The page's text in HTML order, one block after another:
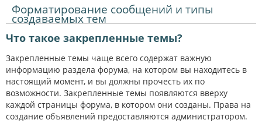
Форматирование сообщений и типы
создаваемых тем
Что такое закрепленные темы?
Закрепленные темы чаще всего содержат важную
информацию раздела форума, на котором вы находитесь в
настоящий момент, и вы должны прочесть их по
возможности. Закрепленные темы появляются вверху
каждой страницы форума, в котором они созданы. Права на
создание объявлений предоставляются администратором.